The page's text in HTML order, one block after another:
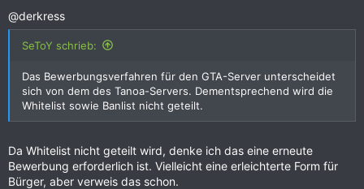
@derkress
SeToY schrieb:
Das Bewerbungsverfahren für den GTA-Server unterscheidet
sich von dem des Tanoa-Servers. Dementsprechend wird die
Whitelist sowie Banlist nicht geteilt.
Da Whitelist nicht geteilt wird, denke ich das eine erneute
Bewerbung erforderlich ist. Vielleicht eine erleichterte Form für
Bürger, aber verweis das schon.